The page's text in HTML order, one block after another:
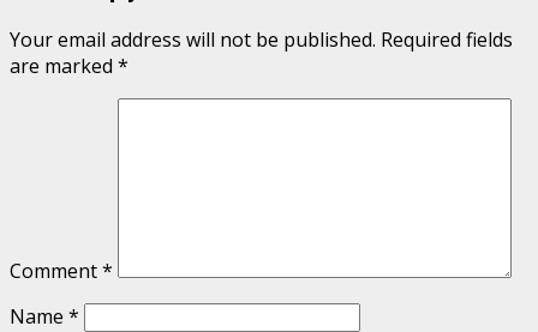
Your email address will not be published. Required fields
are marked *
Comment*
Name *